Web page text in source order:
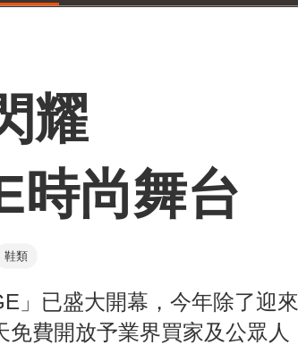
耀
時尚舞台
鞋類
」已盛大開幕，今年除了迎來
費開放予業界買家及公眾人